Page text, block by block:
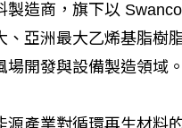
製造商，旗下以
、亞洲最大乙烯基脂樹
開發與設備製造領域。